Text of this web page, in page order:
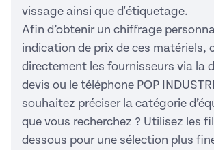
vissage ainsi que d'étiquetage.
Afin d’obtenir un chiffrage
indication de prix de ces matériels,
directement les fournisseurs via la
devis ou le téléphone POP
souhaitez préciser la catégorie
que vous recherchez ? Utilisez les
dessous pour une sélection plus